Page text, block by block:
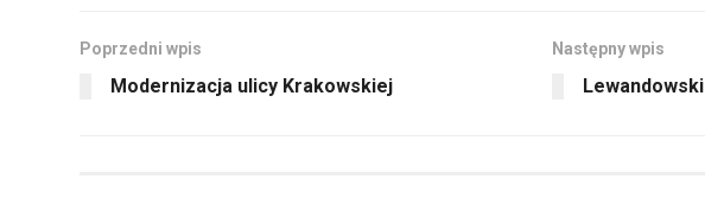
Poprzedni wpis
Modernizacja ulicy Krakowskiej
Następny wpis
Lewandowski